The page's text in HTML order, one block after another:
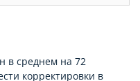
в среднем на 72
корректировки в